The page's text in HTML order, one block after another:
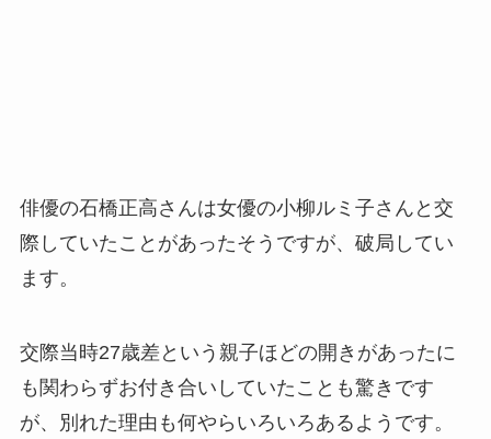
俳優の石橋正高さんは女優の小柳ルミ子さんと交
際していたことがあったそうですが、破局してい
ます。
交際当時27歳差という親子ほどの開きがあったに
も関わらずお付き合いしていたことも驚きです
が、別れた理由も何やらいろいろあるようです。